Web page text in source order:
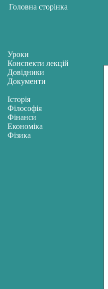
Уроки
Конспекти лекцій
Довідники
Документи
Історія
Філософія
Фінанси
Економіка
Фізика
Головна сторінка